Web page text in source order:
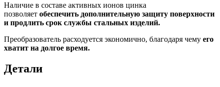
Наличие в составе активных ионов цинка
позволяет обеспечить дополнительную защиту поверхности
и продлить срок службы стальных изделий.
Преобразователь расходуется экономично, благодаря чему его
хватит на долгое время.
Детали